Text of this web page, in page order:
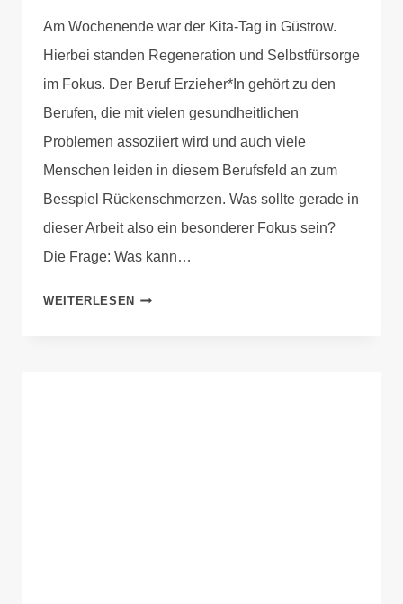
Krause
Am Wochenende war der Kita-Tag in Güstrow.
Hierbei standen Regeneration und Selbstfürsorge
im Fokus. Der Beruf Erzieher*In gehört zu den
Berufen, die mit vielen gesundheitlichen
Problemen assoziiert wird und auch viele
Menschen leiden in diesem Berufsfeld an zum
Besspiel Rückenschmerzen. Was sollte gerade in
dieser Arbeit also ein besonderer Fokus sein?
Die Frage: Was kann…
WEITERLESEN